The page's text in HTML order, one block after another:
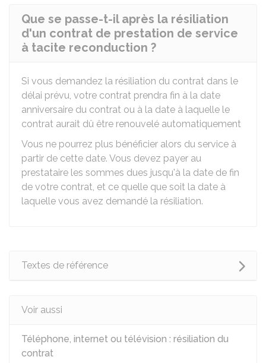
Que se passe-t-il après la résiliation
d'un contrat de prestation de service
à tacite reconduction ?
Si vous demandez la résiliation du contrat dans le
délai prévu, votre contrat prendra fin à la date
anniversaire du contrat ou à la date à laquelle le
contrat aurait dû être renouvelé automatiquement
Vous ne pourrez plus bénéficier alors du service à
partir de cette date. Vous devez payer au
prestataire les sommes dues jusqu'à la date de fin
de votre contrat, et ce quelle que soit la date à
laquelle vous avez demandé la résiliation.
Textes de référence
Voir aussi
Téléphone, internet ou télévision : résiliation du
contrat